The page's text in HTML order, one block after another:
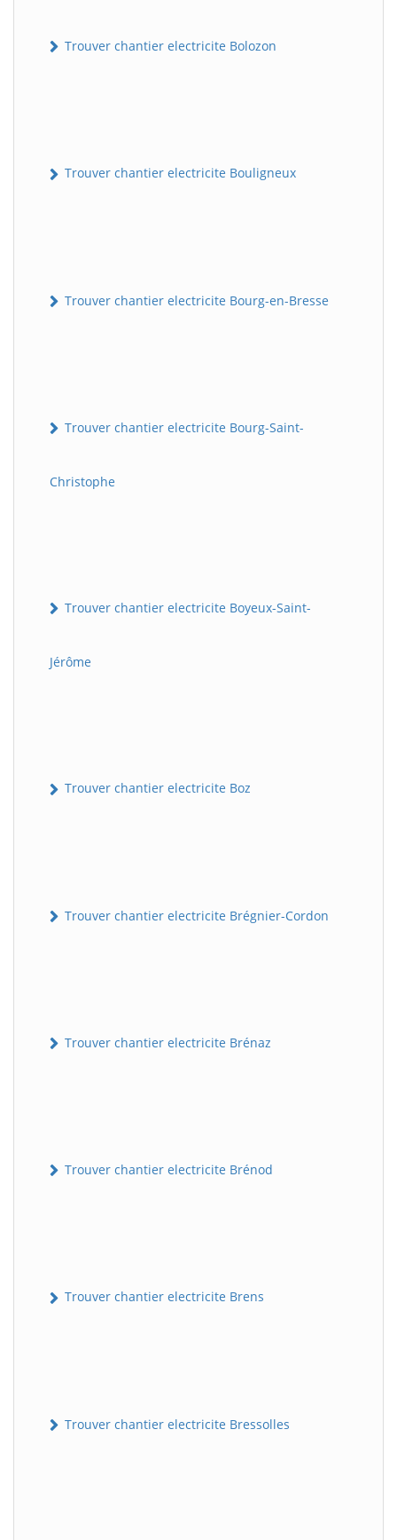
Trouver chantier electricite Bolozon
Trouver chantier electricite Bouligneux
Trouver chantier electricite Bourg-en-Bresse
Trouver chantier electricite Bourg-Saint-
Christophe
Trouver chantier electricite Boyeux-Saint-
Jérôme
Trouver chantier electricite Boz
Trouver chantier electricite Brégnier-Cordon
Trouver chantier electricite Brénaz
Trouver chantier electricite Brénod
Trouver chantier electricite Brens
Trouver chantier electricite Bressolles